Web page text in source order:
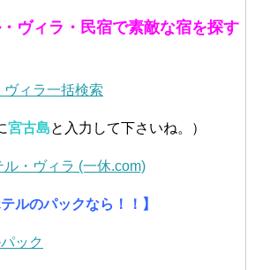
・ヴィラ・民宿で素敵な宿を探す
ィラ一括検索
宮古島と入力して下さいね。）
・ヴィラ (一休.com)
ルのパックなら！！】
ック